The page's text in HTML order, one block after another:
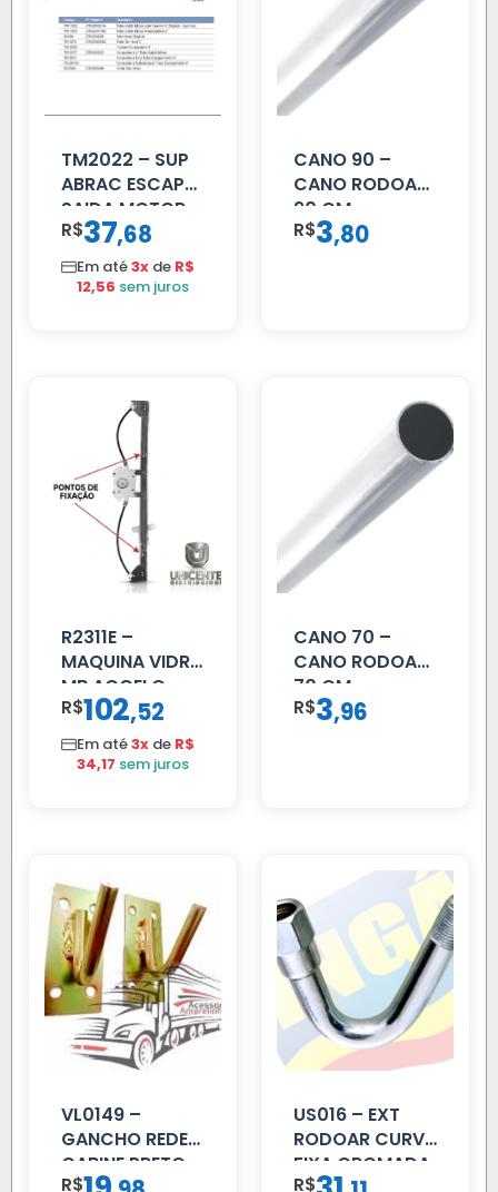
TM2022 – SUP
ABRAC ESCAP
SAIDA MOTOR
VW TITAN
R$37,68
Em até3x de R$
12,56 sem juros
CANO 90 –
CANO RODOAR
90 CM
R$3,80
R2311E –
MAQUINA VIDRO
MB ACCELO
2002 ATE 2011
S/MOTOR LE
R$102,52
Em até3x de R$
34,17 sem juros
CANO 70 –
CANO RODOAR
70 CM
R$3,96
VL0149 –
GANCHO REDE
CABINE PRETO
R$
US016 – EXT
RODOAR CURVA
FIXA CROMADA
R$